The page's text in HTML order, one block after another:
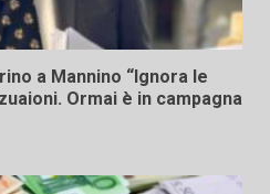
a Mannino “Ignora le
Ormai è in campagna